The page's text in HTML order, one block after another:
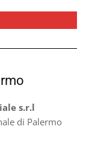
s.r.l
di Palermo